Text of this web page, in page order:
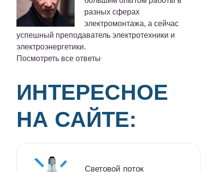
разных сферах
электромонтажа, а сейчас
успешный преподаватель электротехники и
электроэнергетики.
Посмотреть все ответы
ИНТЕРЕСНОЕ
НА САЙТЕ:
Световой поток